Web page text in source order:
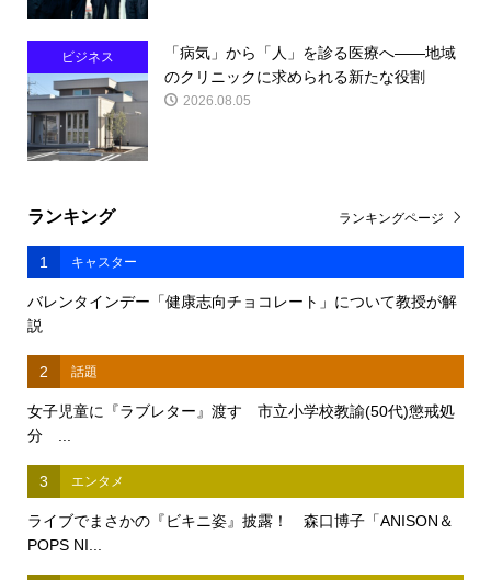
ビジネス
「病気」から「人」を診る医療へ――地域
のクリニックに求められる新たな役割
2026.08.05
ランキング
1 キャスター
バレンタインデー「健康志向チョコレート」について教授が解
説
2 話題
女子児童に『ラブレター』渡す 市立小学校教諭(50代)懲戒処
分 ...
3 エンタメ
ライブでまさかの『ビキニ姿』披露！ 森口博子「ANISON＆
POPS NI...
ランキングページ